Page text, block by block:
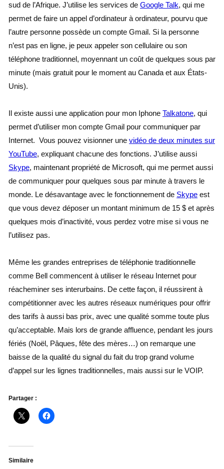
sud de l’Afrique. J’utilise les services de Google Talk, qui me
permet de faire un appel d’ordinateur à ordinateur, pourvu que
l’autre personne possède un compte Gmail. Si la personne
n’est pas en ligne, je peux appeler son cellulaire ou son
téléphone traditionnel, moyennant un coût de quelques sous par
minute (mais gratuit pour le moment au Canada et aux États-
Unis).
Il existe aussi une application pour mon Iphone Talkatone, qui
permet d’utiliser mon compte Gmail pour communiquer par
Internet. Vous pouvez visionner une vidéo de deux minutes sur
YouTube, expliquant chacune des fonctions. J’utilise aussi
Skype, maintenant propriété de Microsoft, qui me permet aussi
de communiquer pour quelques sous par minute à travers le
monde. Le désavantage avec le fonctionnement de Skype est
que vous devez déposer un montant minimum de 15 $ et après
quelques mois d’inactivité, vous perdez votre mise si vous ne
l’utilisez pas.
Même les grandes entreprises de téléphonie traditionnelle
comme Bell commencent à utiliser le réseau Internet pour
réacheminer ses interurbains. De cette façon, il réussirent à
compétitionner avec les autres réseaux numériques pour offrir
des tarifs à aussi bas prix, avec une qualité somme toute plus
qu’acceptable. Mais lors de grande affluence, pendant les jours
fériés (Noël, Pâques, fête des mères…) on remarque une
baisse de la qualité du signal du fait du trop grand volume
d’appel sur les lignes traditionnelles, mais aussi sur le VOIP.
Partager :
Similaire